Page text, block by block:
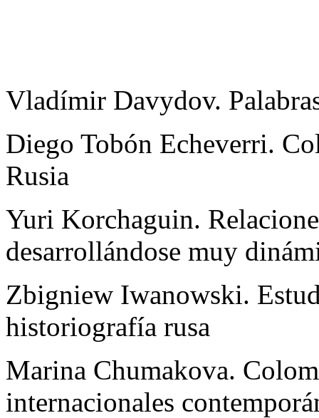
Vladímir Davydov.
Diego Tobón Echeverri.
Rusia
Yuri Korchaguin.
desarrollándose muy
Zbigniew Iwanowski.
historiografía rusa
Marina Chumakova.
internacionales